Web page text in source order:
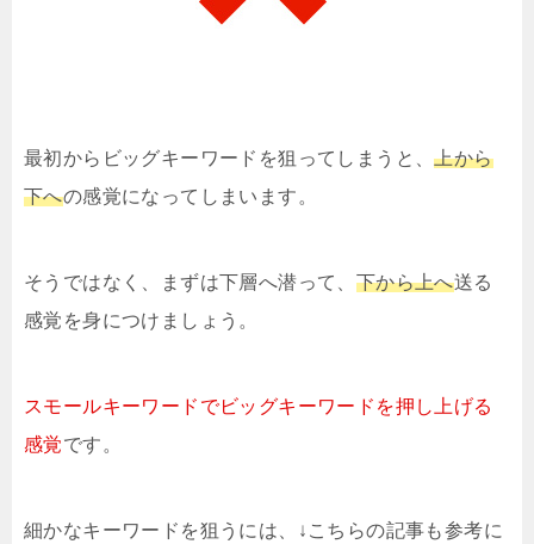
最初からビッグキーワードを狙ってしまうと、上から
下への感覚になってしまいます。
そうではなく、まずは下層へ潜って、 下から上へ送る
感覚を身につけましょう。
スモールキーワードでビッグキーワードを押し上げる
感覚です。
細かなキーワードを狙うには、↓こちらの記事も参考に